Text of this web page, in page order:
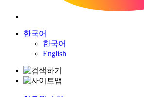
한국어
한국어
English